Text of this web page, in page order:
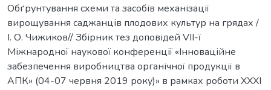
Обґрунтування схеми та засобів механізації
вирощування саджанців плодових культур на грядах /
І. О. Чижиков// Збірник тез доповідей VІІ-ї
Міжнародної наукової конференції «Інноваційне
забезпечення виробництва органічної продукції в
АПК» (04-07 червня 2019 року)» в рамках роботи XXXI